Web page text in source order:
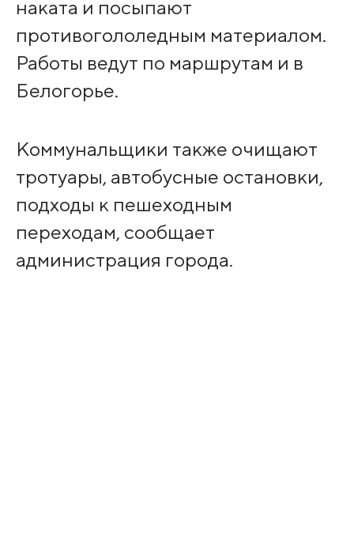
наката и посыпают
противогололедным материалом.
Работы ведут по маршрутам и в
Белогорье.
Коммунальщики также очищают
тротуары, автобусные остановки,
подходы к пешеходным
переходам, сообщает
администрация города.